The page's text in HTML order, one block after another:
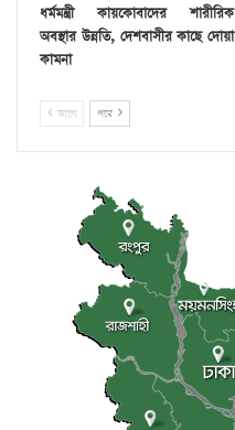
ধর্মমন্ত্রী কায়কোবাদের শারীরিক
অবস্থার উন্নতি, দেশবাসীর কাছে দোয়া
কামনা
আগে পরে